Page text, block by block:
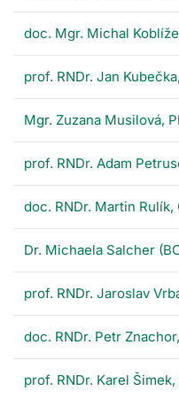
doc. Mgr. Michal
prof. RNDr. Jan
Mgr. Zuzana Musilová,
prof. RNDr. Adam
doc. RNDr. Martin Rulík,
Dr. Michaela Salcher
prof. RNDr. Jaroslav
doc. RNDr. Petr
prof. RNDr. Karel